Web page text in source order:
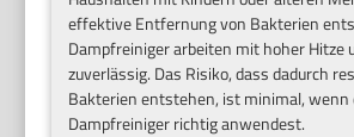
effektive Entfernung von Bakterien
Dampfreiniger arbeiten mit hoher Hitze
zuverlässig. Das Risiko, dass dadurch
Bakterien entstehen, ist minimal, wenn
Dampfreiniger richtig anwendest.